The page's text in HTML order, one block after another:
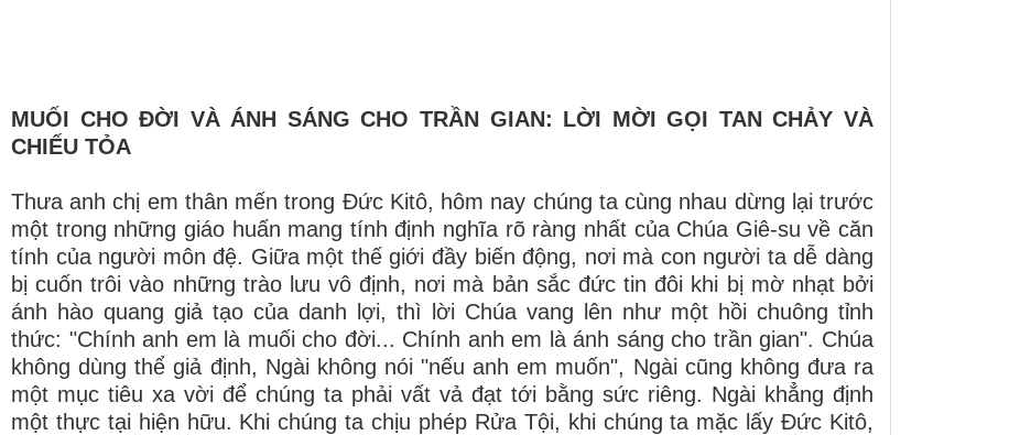
MUỐI CHO ĐỜI VÀ ÁNH SÁNG CHO TRẦN GIAN: LỜI MỜI GỌI TAN CHẢY VÀ
CHIẾU TỎA
Thưa anh chị em thân mến trong Đức Kitô, hôm nay chúng ta cùng nhau dừng lại trước
một trong những giáo huấn mang tính định nghĩa rõ ràng nhất của Chúa Giê-su về căn
tính của người môn đệ. Giữa một thế giới đầy biến động, nơi mà con người ta dễ dàng
bị cuốn trôi vào những trào lưu vô định, nơi mà bản sắc đức tin đôi khi bị mờ nhạt bởi
ánh hào quang giả tạo của danh lợi, thì lời Chúa vang lên như một hồi chuông tỉnh
thức: "Chính anh em là muối cho đời... Chính anh em là ánh sáng cho trần gian". Chúa
không dùng thể giả định, Ngài không nói "nếu anh em muốn", Ngài cũng không đưa ra
một mục tiêu xa vời để chúng ta phải vất vả đạt tới bằng sức riêng. Ngài khẳng định
một thực tại hiện hữu. Khi chúng ta chịu phép Rửa Tội, khi chúng ta mặc lấy Đức Kitô,